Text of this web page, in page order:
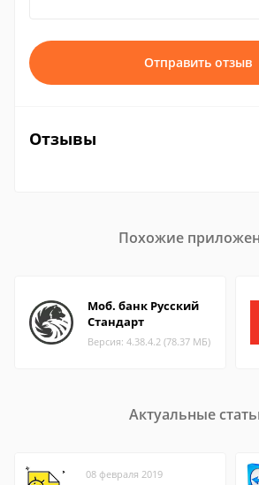
Отправить отзыв
Отзывы
Похожие
Моб. банк Русский
Стандарт
Версия: 4.38.4.2 (78.37 МБ)
Актуальные
08 февраля 2019